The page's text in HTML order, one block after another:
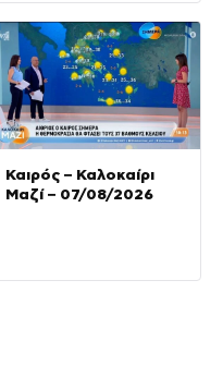
Καιρός – Καλοκαίρι
Μαζί – 07/08/2026